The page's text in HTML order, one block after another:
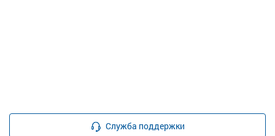
Служба поддержки